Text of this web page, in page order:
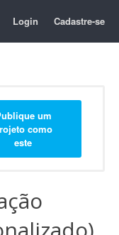
Login Cadastre-se
um
como
este